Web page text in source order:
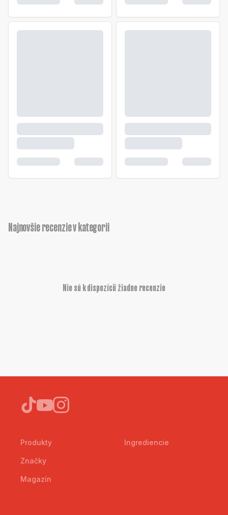
Najnovšie recenzie v kategorii
Nie sú k dispozícii žiadne recenzie
Produkty
Značky
Magazín
Ingrediencie